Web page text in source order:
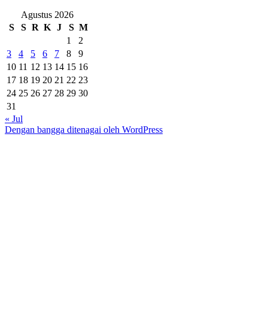
Agustus 2026
S
S R K J S M
1
2
3
4 5 6 7 8
9
10 11 12 13 14 15 16
17 18 19 20 21 22 23
24 25 26 27 28 29 30
31
« Jul
Dengan bangga ditenagai oleh WordPress